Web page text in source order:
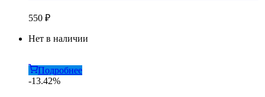
550 ₽
Нет в наличии
Подробнее
-13.42%